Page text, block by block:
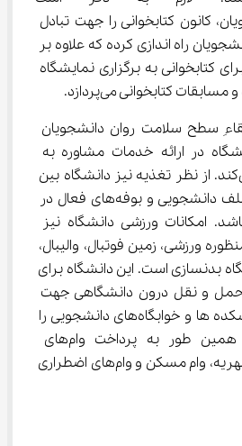
کانون کتابخوانی را جهت تبادل
افکار و اندیشه‌های دانشجویان راه‌ اندازی کرده که علاوه بر
کتابخوانی به برگزاری نمایشگاه
کتابخوانی می‌پردازد.
سطح سلامت روان دانشجویان
در ارائه خدمات مشاوره به
دانشجویان فعالیت می‌کند. از نظر تغذیه نیز دانشگاه بین
المللی قزوین دارای سلف دانشجویی و بوفه‌های فعال در
دانشگاه می‌باشد. امکانات ورزشی دانشگاه نیز
چندمنظوره ورزشی، زمین فوتبال، والیبال،
بدنسازی است. این دانشگاه برای
حمل و نقل درون دانشگاهی جهت
دسترسی آسان به دانشکده ها و خوابگاه‌های دانشجویی را
تدارک دیده است و همین طور به پرداخت وام‌های
دانشجویی مانند وام شهریه، وام مسکن و وام‌های اضطراری